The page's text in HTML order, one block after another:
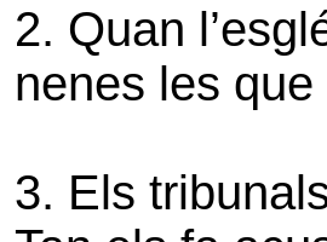
2. Quan
nenes les
3. Els